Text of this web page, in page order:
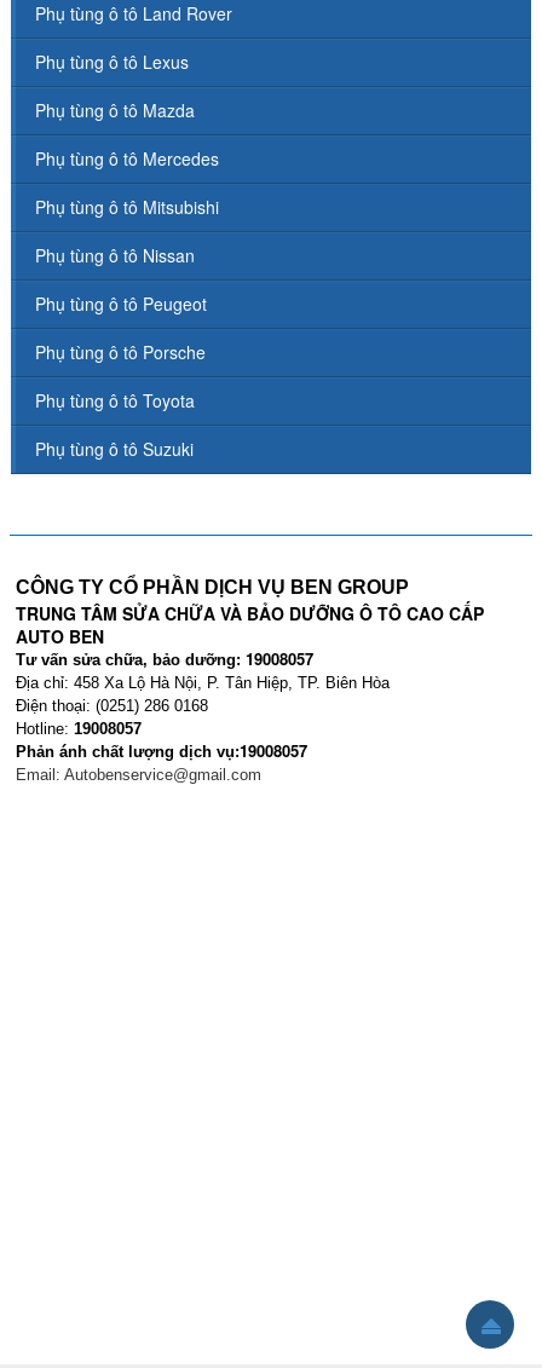
Phụ tùng ô tô Land Rover
Phụ tùng ô tô Lexus
Phụ tùng ô tô Mazda
Phụ tùng ô tô Mercedes
Phụ tùng ô tô Mitsubishi
Phụ tùng ô tô Nissan
Phụ tùng ô tô Peugeot
Phụ tùng ô tô Porsche
Phụ tùng ô tô Toyota
Phụ tùng ô tô Suzuki
CÔNG TY CỔ PHẦN DỊCH VỤ BEN GROUP
TRUNG TÂM SỬA CHỮA VÀ BẢO DƯỠNG Ô TÔ CAO CẤP
AUTO BEN
Tư vấn sửa chữa, bảo dưỡng: 19008057
Địa chỉ: 458 Xa Lộ Hà Nội, P. Tân Hiệp, TP. Biên Hòa
Điện thoại: (0251) 286 0168
Hotline: 19008057
Phản ánh chất lượng dịch vụ:19008057
Email: Autobenservice@gmail.com